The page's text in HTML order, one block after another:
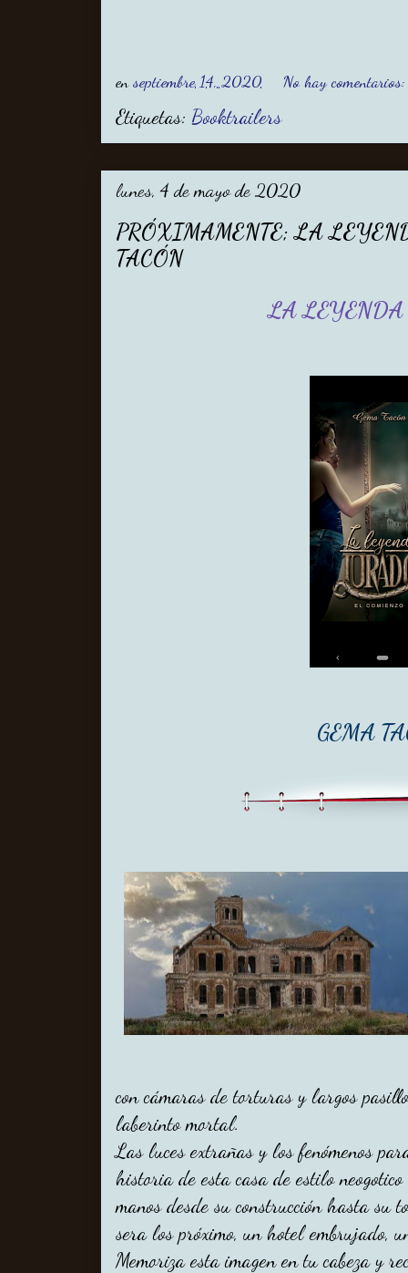
enseptiembre 14, 2020 No hay
Etiquetas: Booktrailers
lunes, 4 de mayo de 2020
PRÓXIMAMENTE; LA
TACÓN
LA
GEMA
con cámaras de torturas y largos
laberinto mortal.
Las luces extrañas y los fenómenos
historia de esta casa de estilo
manos desde su construcción hasta su
sera los próximo, un hotel embrujado,
Memoriza esta imagen en tu cabeza y